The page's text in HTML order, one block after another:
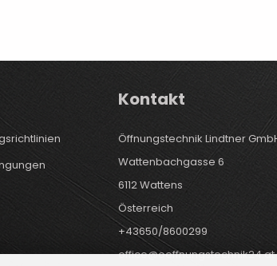
Kontakt
Öffnungstechnik Lindtner
Wattenbachgasse 6
6112 Wattens
Österreich
+43650/8600299
office@oeffnungstechnik24.at